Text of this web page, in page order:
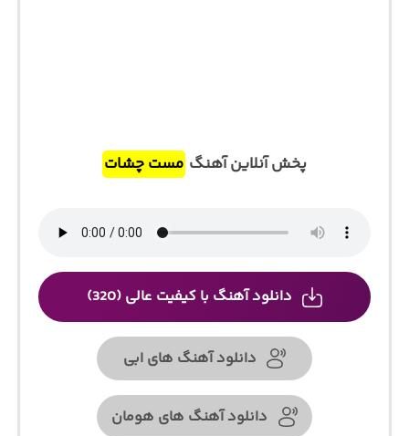
پخش آنلاین آهنگ مست چشات
دانلود آهنگ با کیفیت عالی (320)
دانلود آهنگ های ابی
دانلود آهنگ های هومان